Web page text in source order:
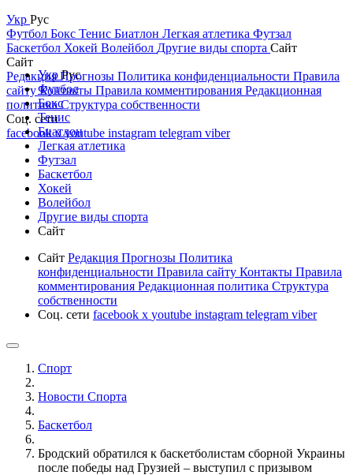
Укр Рус
Футбол Бокс Тенис Биатлон Легкая атлетика Футзал
Баскетбол Хокей Волейбол Другие виды спорта Сайт
Сайт
РедакцияПрогнозы Политика конфиденциальности Правила
сайтуКонтакты Правила комментирования Редакционная
политикаСтруктура собственности
Соц. сети
facebookxyoutube instagram telegram viber
УкрРус
Футбол
Бокс
Тенис
Биатлон
Легкая атлетика
Футзал
Баскетбол
Хокей
Волейбол
Другие виды спорта
Сайт
Сайт Редакция Прогнозы Политика
конфиденциальности Правила сайту Контакты Правила
комментирования Редакционная политика Структура
собственности
Соц. сети facebook x youtube instagram telegram viber
Спорт
Новости Cпорта
Баскетбол
Бродский обратился к баскетболистам сборной Украины
после победы над Грузией – выступил с призывом